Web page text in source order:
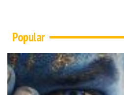
Popular